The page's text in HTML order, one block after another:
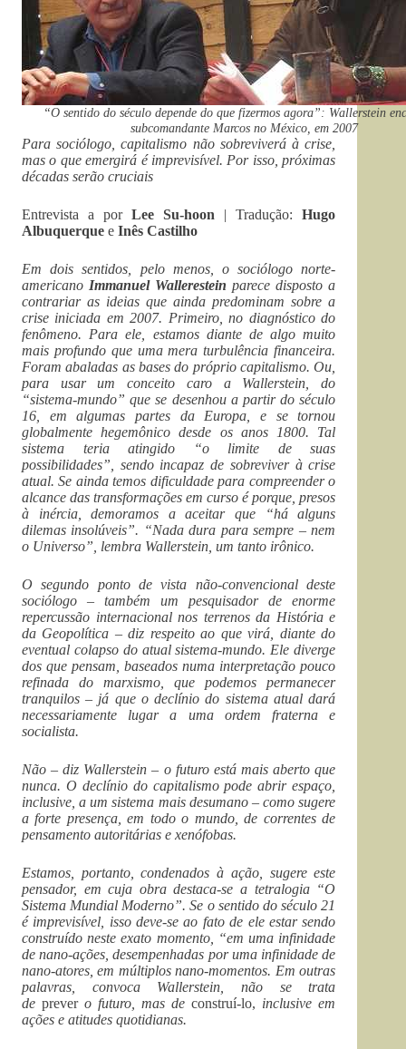
“O sentido do século depende do que fizermos agora”: Wallerstein
subcomandante Marcos no México, em 2007
Para sociólogo, capitalismo não sobreviverá à crise,
mas o que emergirá é imprevisível. Por isso, próximas
décadas serão cruciais
Entrevista a porLee Su-hoon | Tradução:Hugo
Albuquerque e Inês Castilho
Em dois sentidos, pelo menos, o sociólogo norte-
americano Immanuel Walleresteinparece disposto a
contrariar as ideias que ainda predominam sobre a
crise iniciada em 2007. Primeiro, no diagnóstico do
fenômeno. Para ele, estamos diante de algo muito
mais profundo que uma mera turbulência financeira.
Foram abaladas as bases do próprio capitalismo. Ou,
para usar um conceito caro a Wallerstein, do
“sistema-mundo” que se desenhou a partir do século
16, em algumas partes da Europa, e se tornou
globalmente hegemônico desde os anos 1800. Tal
sistema teria atingido “o limite de suas
possibilidades”, sendo incapaz de sobreviver à crise
atual. Se ainda temos dificuldade para compreender o
alcance das transformações em curso é porque, presos
à inércia, demoramos a aceitar que “há alguns
dilemas insolúveis”. “Nada dura para sempre – nem
o Universo”, lembra Wallerstein, um tanto irônico.
O segundo ponto de vista não-convencional deste
sociólogo – também um pesquisador de enorme
repercussão internacional nos terrenos da História e
da Geopolítica – diz respeito ao que virá, diante do
eventual colapso do atual sistema-mundo. Ele diverge
dos que pensam, baseados numa interpretação pouco
refinada do marxismo, que podemos permanecer
tranquilos – já que o declínio do sistema atual dará
necessariamente lugar a uma ordem fraterna e
socialista.
Não – diz Wallerstein – o futuro está mais aberto que
nunca. O declínio do capitalismo pode abrir espaço,
inclusive, a um sistema mais desumano – como sugere
a forte presença, em todo o mundo, de correntes de
pensamento autoritárias e xenófobas.
Estamos, portanto, condenados à ação, sugere este
pensador, em cuja obra destaca-se a tetralogia “O
Sistema Mundial Moderno”. Se o sentido do século 21
é imprevisível, isso deve-se ao fato de ele estar sendo
construído neste exato momento, “em uma infinidade
de nano-ações, desempenhadas por uma infinidade de
nano-atores, em múltiplos nano-momentos. Em outras
palavras, convoca Wallerstein, não se trata
deprevero futuro, mas deconstruí-lo, inclusive em
ações e atitudes quotidianas.